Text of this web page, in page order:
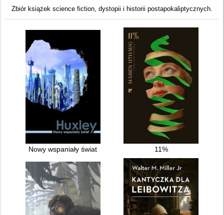
Zbiór książek science fiction, dystopii i historii postapokaliptycznych.
Nowy wspaniały świat 11%